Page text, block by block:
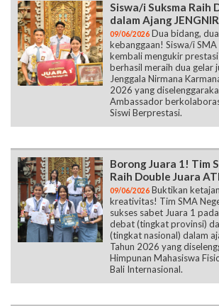
Siswa/i Suksma Raih
dalam Ajang
09/06/2026 Dua bidang,
kebanggaan! Siswa/i
kembali mengukir
berhasil meraih dua gelar
Jenggala Nirmana
2026 yang
Ambassador
Siswi Berprestasi.
Borong Juara 1! Tim
Raih Double Juara
09/06/2026 Buktikan
kreativitas! Tim SMA
sukses sabet Juara 1
debat (tingkat provinsi)
(tingkat nasional) dalam
Tahun 2026 yang
Himpunan Mahasiswa
Bali Internasional.